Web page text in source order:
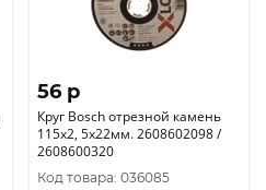
56 p
Круг Bosch отрезной камень
115x2, 5х22мм. 2608602098 /
2608600320
Код товара: 036085